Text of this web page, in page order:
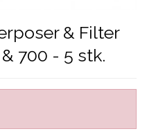
& Filter
700 - 5 stk.